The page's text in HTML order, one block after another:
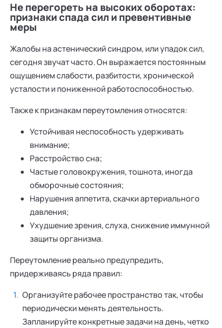
Не перегореть на высоких оборотах:
признаки спада сил и превентивные
меры
Жалобы на астенический синдром, или упадок сил,
сегодня звучат часто. Он выражается постоянным
ощущением слабости, разбитости, хронической
усталости и пониженной работоспособностью.
Также к признакам переутомления относятся:
Устойчивая неспособность удерживать
внимание;
Расстройство сна;
Частые головокружения, тошнота, иногда
обморочные состояния;
Нарушения аппетита, скачки артериального
давления;
Ухудшение зрения, слуха, снижение иммунной
защиты организма.
Переутомление реально предупредить,
придерживаясь ряда правил:
Организуйте рабочее пространство так, чтобы
периодически менять деятельность.
Запланируйте конкретные задачи на день, четко